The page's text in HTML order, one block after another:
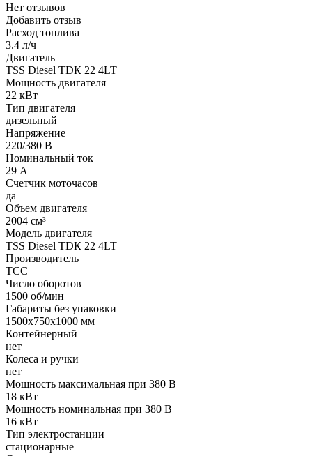
Нет отзывов
Добавить отзыв
Расход топлива
3.4 л/ч
Двигатель
TSS Diesel TDК 22 4LT
Мощность двигателя
22 кВт
Тип двигателя
дизельный
Напряжение
220/380 В
Номинальный ток
29 А
Счетчик моточасов
да
Объем двигателя
2004 см³
Модель двигателя
TSS Diesel TDК 22 4LT
Производитель
ТСС
Число оборотов
1500 об/мин
Габариты без упаковки
1500x750x1000 мм
Контейнерный
нет
Колеса и ручки
нет
Мощность максимальная при 380 В
18 кВт
Мощность номинальная при 380 В
16 кВт
Тип электростанции
стационарные